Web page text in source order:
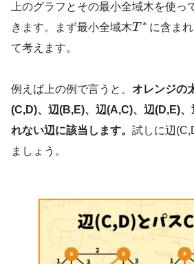
上のグラフとその最小全域木を使っ
きます。まず最小全域木T ∗ に含ま
て考えます。
例えば上の例で言うと、 オレンジの
(C,D)、辺(B,E)、辺(A,C)、辺(D,E)、
れない辺に該当します。 試しに辺
ましょう。